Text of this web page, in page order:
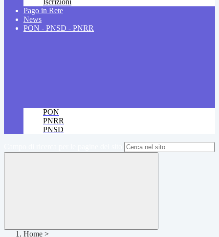
Iscrizioni
Pago in Rete
News
PON - PNSD - PNRR
PON
PNRR
PNSD
Home >